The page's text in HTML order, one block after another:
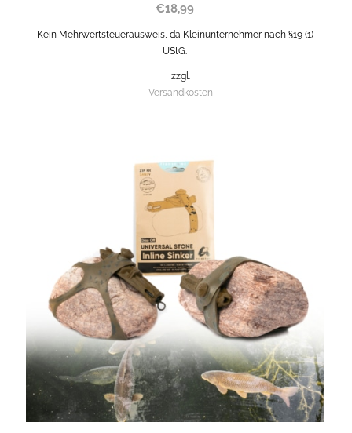
€18,99
Kein Mehrwertsteuerausweis, da Kleinunternehmer nach §19 (1)
UStG.
zzgl.
Versandkosten